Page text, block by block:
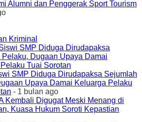
Alumni dan Penggerak Sport Tourism
Kriminal
SMP Diduga Dirudapaksa Sejumlah
Upaya Damai Keluarga Pelaku
- 1 bulan ago